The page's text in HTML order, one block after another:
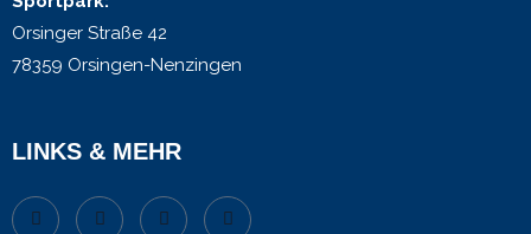
Orsinger Straße 42
78359 Orsingen-Nenzingen
LINKS & MEHR